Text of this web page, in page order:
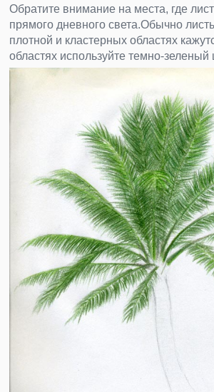
Обратите внимание на места, где
прямого дневного света.Обычно
плотной и кластерных областях
областях используйте темно-